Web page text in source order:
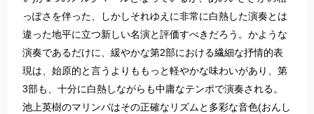
っぽさを伴った、しかしそれゆえに非常に白熱した演奏とは
違った地平に立つ新しい名演と評価すべきだろう。かような
演奏であるだけに、緩やかな第2部における繊細な抒情的表
現は、始原的と言うよりももっと軽やかな味わいがあり、第
3部も、十分に白熱しながらも中庸なテンポで演奏される。
池上英樹のマリンバはその正確なリズムと多彩な音色(おんし